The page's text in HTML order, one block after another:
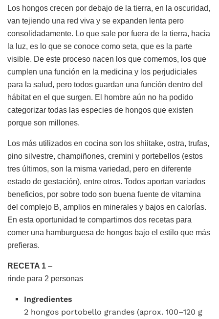
Los hongos crecen por debajo de la tierra, en la oscuridad,
van tejiendo una red viva y se expanden lenta pero
consolidadamente. Lo que sale por fuera de la tierra, hacia
la luz, es lo que se conoce como seta, que es la parte
visible. De este proceso nacen los que comemos, los que
cumplen una función en la medicina y los perjudiciales
para la salud, pero todos guardan una función dentro del
hábitat en el que surgen. El hombre aún no ha podido
categorizar todas las especies de hongos que existen
porque son millones.
Los más utilizados en cocina son los shiitake, ostra, trufas,
pino silvestre, champiñones, cremini y portebellos (estos
tres últimos, son la misma variedad, pero en diferente
estado de gestación), entre otros. Todos aportan variados
beneficios, por sobre todo son buena fuente de vitamina
del complejo B, amplios en minerales y bajos en calorías.
En esta oportunidad te compartimos dos recetas para
comer una hamburguesa de hongos bajo el estilo que más
prefieras.
RECETA 1 –
rinde para 2 personas
Ingredientes
2 hongos portobello grandes (aprox. 100–120 g